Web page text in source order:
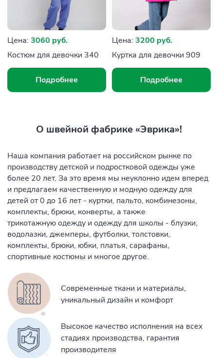
Цена: 3060 руб.
Костюм для девочки 340
Подробнее
Цена:3200 руб.
Куртка для девочки 909
Подробнее
О швейной фабрике «Эврика»!
Наша компания работает на российском рынке по
производству детской и подростковой одежды уже
более 20 лет. За это время мы неуклонно идем вперед
и предлагаем качественную и модную одежду для
детей от 0 до 16 лет - куртки, пальто, комбинезоны,
комплекты, брюки, конверты, а также
трикотажную одежду и одежду для школы - блузки,
водолазки, джемперы, футболки, толстовки,
комплекты, брюки, юбки, платья, сарафаны,
спортивные костюмы и многое другое.
Современные ткани и материалы,
уникальный дизайн и комфорт
Высокое качество исполнения на всех
стадиях производства, гарантия
производителя